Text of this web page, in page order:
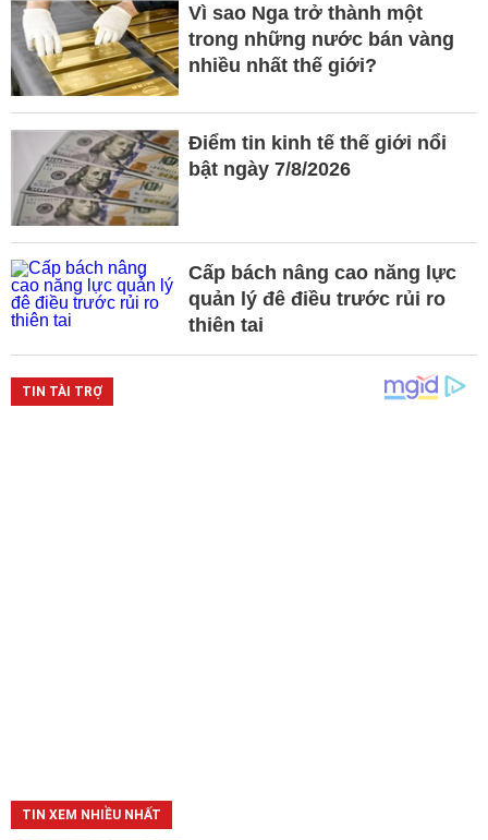
Vì sao Nga trở thành một
trong những nước bán vàng
nhiều nhất thế giới?
Điểm tin kinh tế thế giới nổi
bật ngày 7/8/2026
Cấp bách nâng cao năng lực
quản lý đê điều trước rủi ro
thiên tai
TIN XEM NHIỀU NHẤT